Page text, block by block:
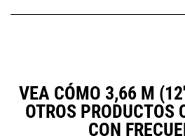
VEA CÓMO 3,66 M
OTROS PRODUCTOS
CON